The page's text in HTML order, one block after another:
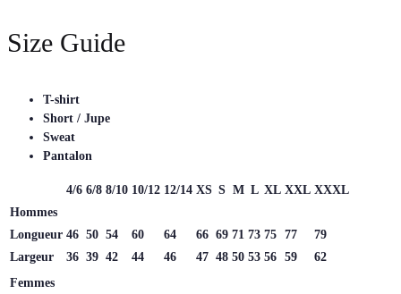
Size Guide
T-shirt
Short / Jupe
Sweat
Pantalon
4/6 6/8 8/10 10/12 12/14 XS S M L XL XXL XXXL
Hommes
Longueur 46 50 54 60 64 66 69 71 73 75 77
79
Largeur
36 39 42 44 46 47 48 50 53 56 59
62
Femmes